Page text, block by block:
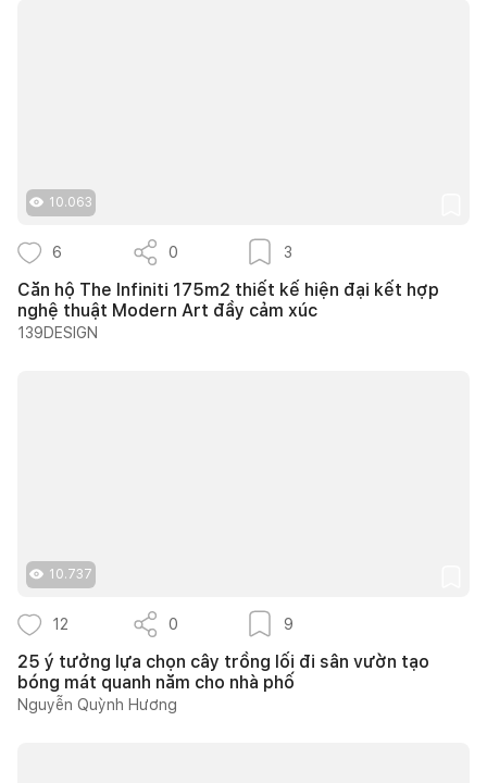
10.063
6 0 3
Căn hộ The Infiniti 175m2 thiết kế hiện đại kết hợp
nghệ thuật Modern Art đầy cảm xúc
139DESIGN
10.737
12 0 9
25 ý tưởng lựa chọn cây trồng lối đi sân vườn tạo
bóng mát quanh năm cho nhà phố
Nguyễn Quỳnh Hương